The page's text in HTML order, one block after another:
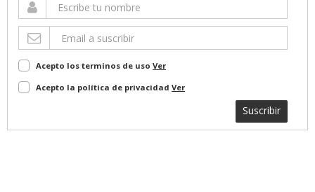
Acepto los terminos de uso Ver
Acepto la política de privacidad Ver
Suscribir